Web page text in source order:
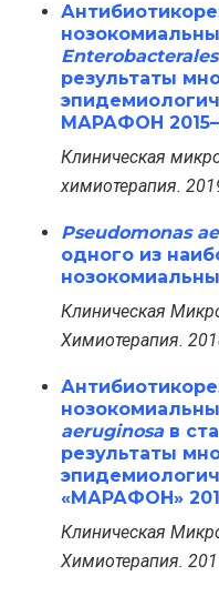
Enterobacterales
результаты
МАРАФОН
Клиническая
химиотерапия.
Pseudomonas
одного из
Клиническая
Химиотерапия.
aeruginosaв
результаты
«МАРАФОН»
Клиническая
Химиотерапия.